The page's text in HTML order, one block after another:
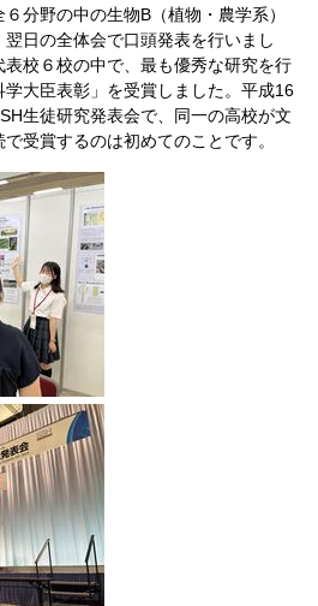
分野の中の生物B （植物・農学系）
日の全体会で口頭発表を行いまし
校６校の中で、最も優秀な研究を行
大臣表彰」を受賞しました。平成16
生徒研究発表会で、同一の高校が文
受賞するのは初めてのことです。